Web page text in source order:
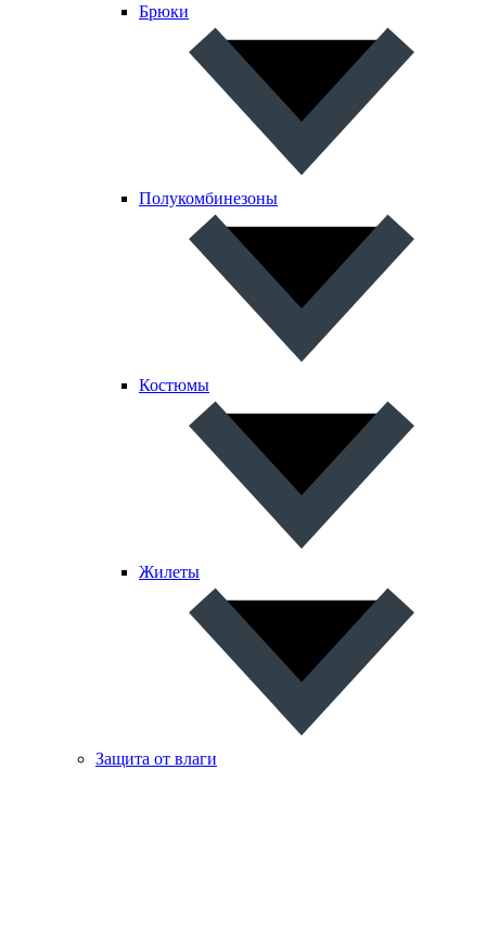
Брюки
Полукомбинезоны
Костюмы
Жилеты
Защита от влаги